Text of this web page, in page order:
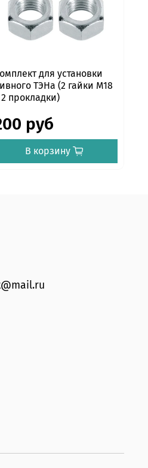
для установки
ТЭНа (2 гайки М18
2 прокладки)
руб
В корзину